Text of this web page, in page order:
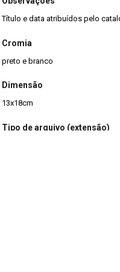
Título e data atribuídos pelo
Cromia
preto e branco
Dimensão
13x18cm
Tipo de arquivo (extensão)